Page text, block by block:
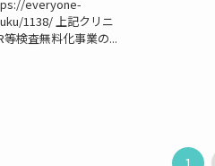
everyone-
1138/ 上記クリニ
等検査無料化事業の...